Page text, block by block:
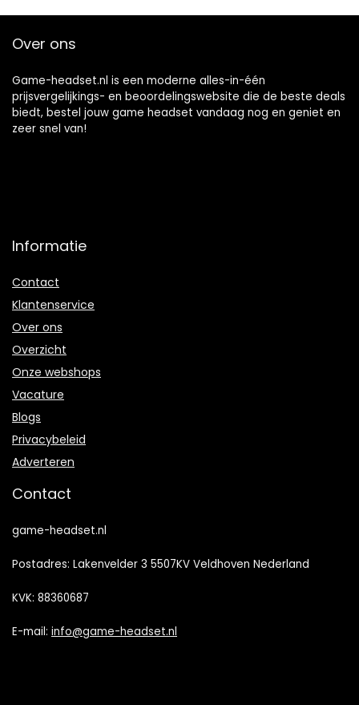
X/voor Schakelaar
Over ons
Game-headset.nl is een moderne alles-in-één
prijsvergelijkings- en beoordelingswebsite die de beste deals
biedt, bestel jouw game headset vandaag nog en geniet en
zeer snel van!
Informatie
Contact
Klantenservice
Over ons
Overzicht
Onze webshops
Vacature
Blogs
Privacybeleid
Adverteren
Contact
game-headset.nl
Postadres: Lakenvelder 3 5507KV Veldhoven Nederland
KVK: 88360687
E-mail: info@game-headset.nl